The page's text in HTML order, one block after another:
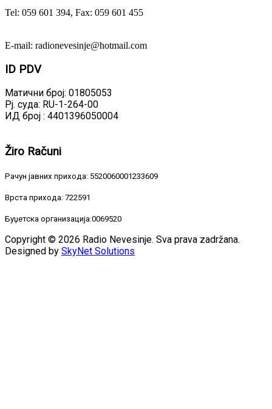
Tel: 059 601 394, Fax: 059 601 455
E-mail: radionevesinje@hotmail.com
ID PDV
Матични број: 01805053
Рј. суда: RU-1-264-00
ИД број : 4401396050004
Žiro Računi
Рачун јавних прихода: 5520060001233609
Врста прихода: 722591
Буџетска организација:0069520
Copyright © 2026 Radio Nevesinje. Sva prava zadržana.
Designed by SkyNet Solutions